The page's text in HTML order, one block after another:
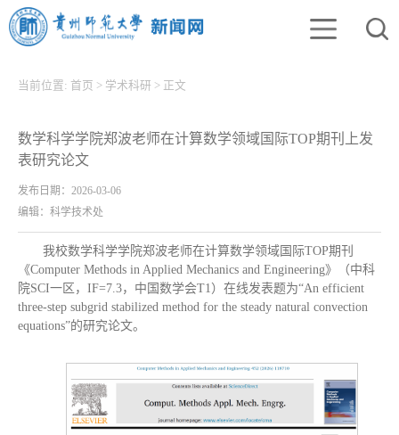
当前位置: 首页 > 学术科研 > 正文
数学科学学院郑波老师在计算数学领域国际TOP期刊上发
表研究论文
发布日期：2026-03-06
编辑：科学技术处
我校数学科学学院郑波老师在计算数学领域国际TOP期刊
《Computer Methods in Applied Mechanics and Engineering》（中科
院SCI一区，IF=7.3，中国数学会T1）在线发表题为“An efficient
three-step subgrid stabilized method for the steady natural convection
equations”的研究论文。